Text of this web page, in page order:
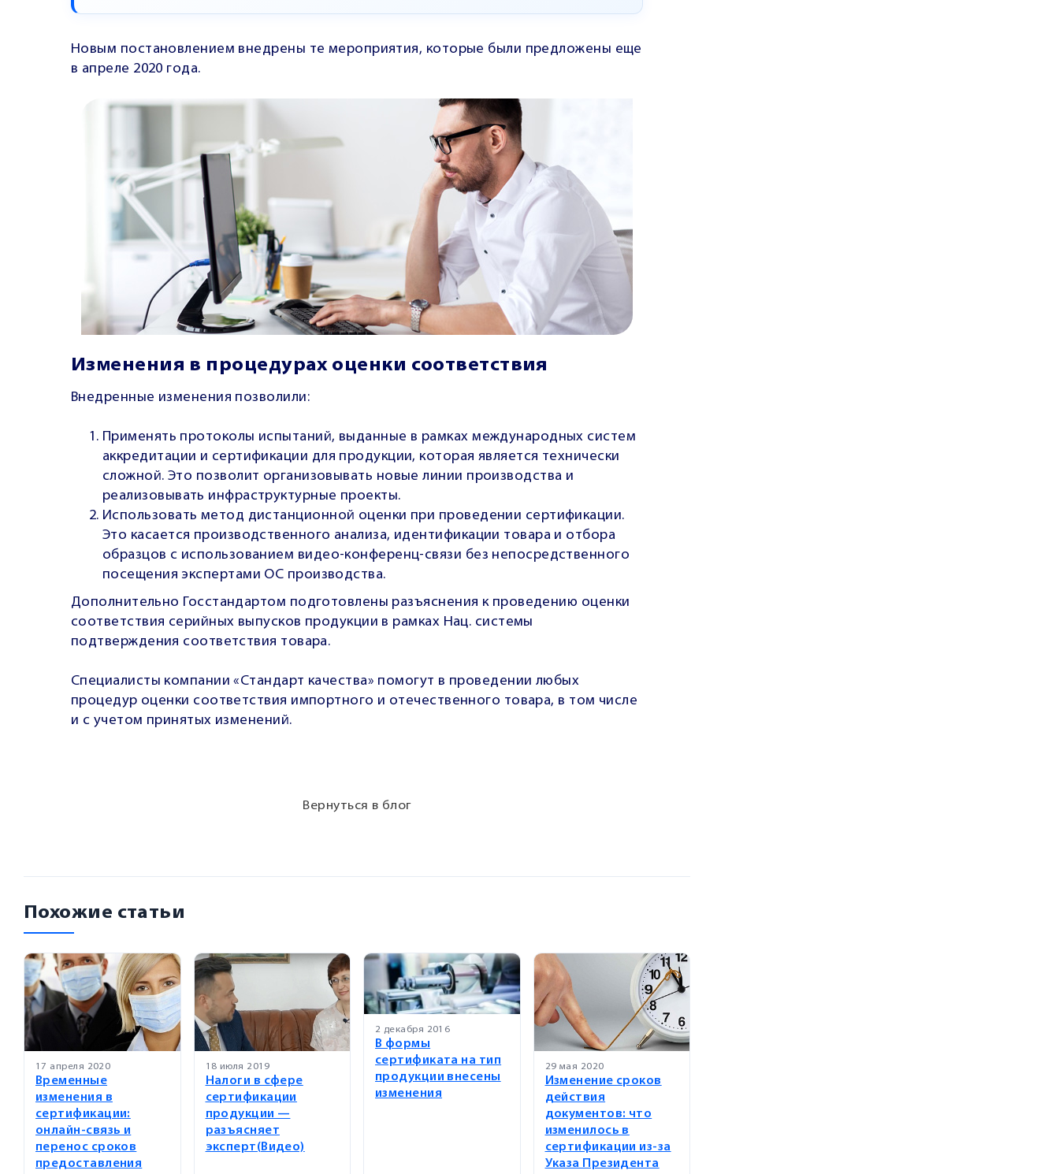
Новым постановлением внедрены те мероприятия, которые были предложены еще
в апреле 2020 года.
Изменения в процедурах оценки соответствия
Внедренные изменения позволили:
Применять протоколы испытаний, выданные в рамках международных систем
аккредитации и сертификации для продукции, которая является технически
сложной. Это позволит организовывать новые линии производства и
реализовывать инфраструктурные проекты.
Использовать метод дистанционной оценки при проведении сертификации.
Это касается производственного анализа, идентификации товара и отбора
образцов с использованием видео-конференц-связи без непосредственного
посещения экспертами ОС производства.
Дополнительно Госстандартом подготовлены разъяснения к проведению оценки
соответствия серийных выпусков продукции в рамках Нац. системы
подтверждения соответствия товара.
Специалисты компании «Стандарт качества» помогут в проведении любых
процедур оценки соответствия импортного и отечественного товара, в том числе
и с учетом принятых изменений.
Вернуться в блог
Похожие статьи
17 апреля 2020
Временные
изменения в
сертификации:
онлайн-связь и
перенос сроков
предоставления
18 июля 2019
Налоги в сфере
сертификации
продукции —
разъясняет
эксперт(Видео)
2 декабря 2016
В формы
сертификата на тип
продукции внесены
изменения
29 мая 2020
Изменение сроков
действия
документов: что
изменилось в
сертификации из-за
Указа Президента